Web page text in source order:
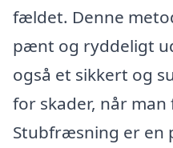
fældet. Denne
pænt og ryddeligt
også et sikkert og
for skader, når
Stubfræsning er en